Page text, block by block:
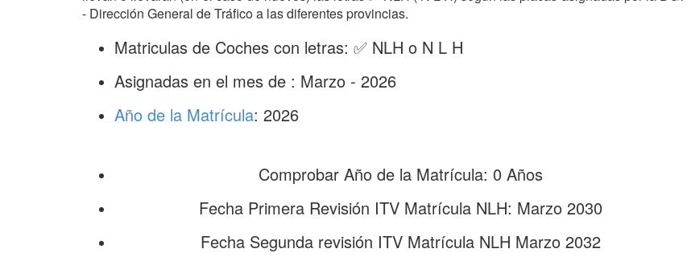
- Dirección General de Tráfico a las diferentes provincias.
Matriculas de Coches con letras: ✅ NLH o N L H
Asignadas en el mes de : Marzo - 2026
Año de la Matrícula: 2026
Comprobar Año de la Matrícula: 0 Años
Fecha Primera Revisión ITV Matrícula NLH: Marzo 2030
Fecha Segunda revisión ITV Matrícula NLH Marzo 2032